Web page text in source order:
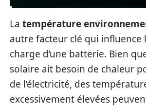
La température
autre facteur clé qui influence
charge d’une batterie. Bien
solaire ait besoin de chaleur
de l’électricité, des
excessivement élevées